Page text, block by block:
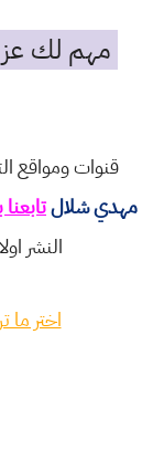
مهم لك
قنوات ومواقع
مهدي شلال
النشر
اختر ما